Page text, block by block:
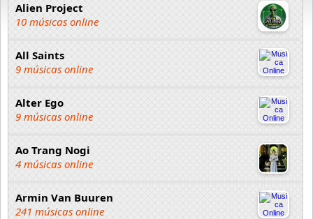
Alien Project
10 músicas online
All Saints
9 músicas online
Alter Ego
9 músicas online
Ao Trang Nogi
4 músicas online
Armin Van Buuren
241 músicas online